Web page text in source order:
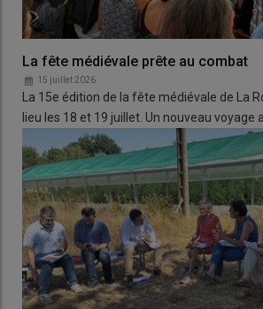
La fête médiévale prête au combat
15 juillet 2026
La 15e édition de la fête médiévale de La
lieu les 18 et 19 juillet. Un nouveau voyage